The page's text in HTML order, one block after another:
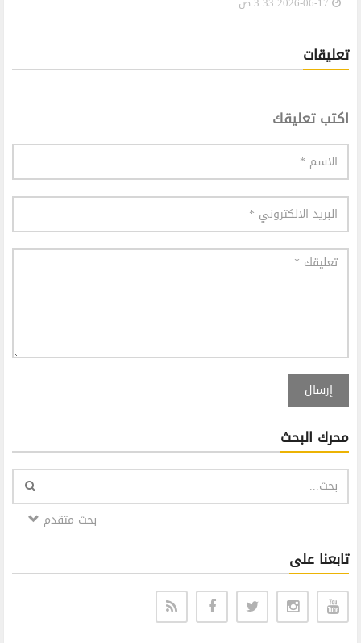
تعليقات
اكتب تعليقك
إرسال
محرك البحث
بحث متقدم
تابعنا على